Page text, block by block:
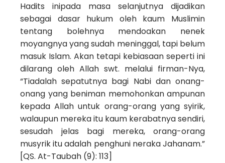
Hadits inipada masa selanjutnya dijadikan
sebagai dasar hukum oleh kaum Muslimin
tentang bolehnya mendoakan nenek
moyangnya yang sudah meninggal, tapi belum
masuk Islam. Akan tetapi kebiasaan seperti ini
dilarang oleh Allah swt. melalui firman-Nya,
“Tiadalah sepatutnya bagi Nabi dan onang-
onang yang beniman memohonkan ampunan
kepada Allah untuk orang-orang yang syirik,
walaupun mereka itu kaum kerabatnya sendiri,
sesudah jelas bagi mereka, orang-­orang
musyrik itu adalah penghuni neraka Jahanam.”
[QS. At-Taubah (9): 113]